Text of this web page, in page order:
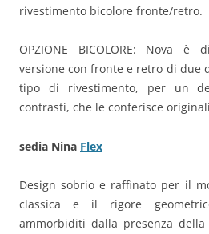
rivestimento bicolore fronte/retro.
OPZIONE BICOLORE: Nova è
versione con fronte e retro di due
tipo di rivestimento, per un
contrasti, che le conferisce
sedia Nina Flex
Design sobrio e raffinato per il
classica e il rigore
ammorbiditi dalla presenza